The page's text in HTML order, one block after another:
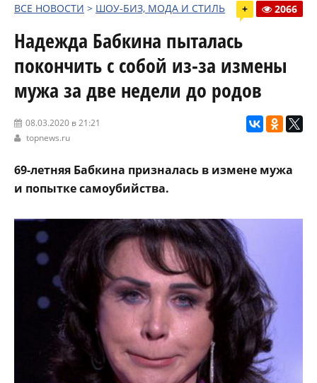
ВСЕ НОВОСТИ > ШОУ-БИЗ, МОДА И СТИЛЬ + 2066
Надежда Бабкина пыталась
покончить с собой из-за измены
мужа за две недели до родов
08.03.2020 в 21:21
topnews.ru
69-летняя Бабкина призналась в измене мужа
и попытке самоубийства.